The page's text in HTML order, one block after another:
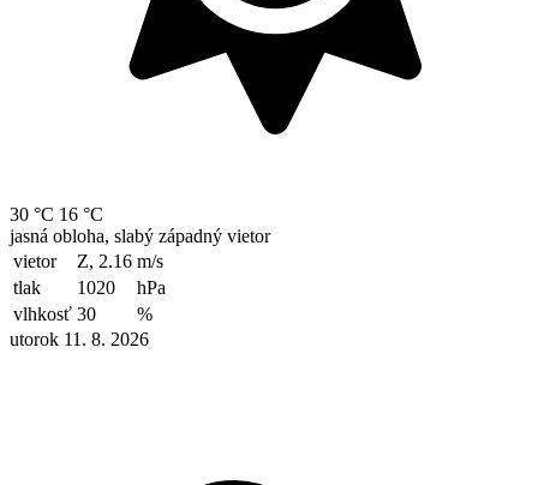
30 °C 16 °C
jasná obloha, slabý západný vietor
vietor
Z, 2.16 m/s
tlak
1020
hPa
vlhkosť 30
%
utorok 11. 8. 2026